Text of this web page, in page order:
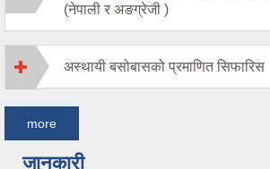
(नेपाली र अङग्रेजी )
अस्थायी बसोबासको प्रमाणित सिफारिस
more
जानकारी